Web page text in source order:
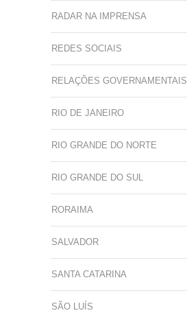
RADAR NA IMPRENSA
REDES SOCIAIS
RELAÇÕES GOVERNAMENTAIS
RIO DE JANEIRO
RIO GRANDE DO NORTE
RIO GRANDE DO SUL
RORAIMA
SALVADOR
SANTA CATARINA
SÃO LUÍS